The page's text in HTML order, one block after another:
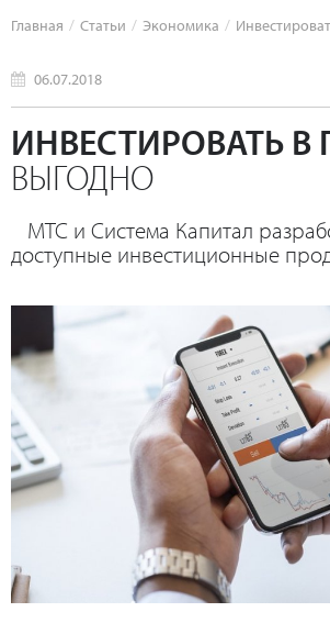
Главная Статьи Экономика
06.07.2018
ИНВЕСТИРОВАТЬ В
ВЫГОДНО
МТС и Система Капитал
доступные инвестиционные